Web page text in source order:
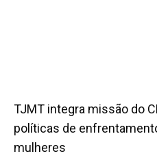
TJMT integra missão do
políticas de
mulheres